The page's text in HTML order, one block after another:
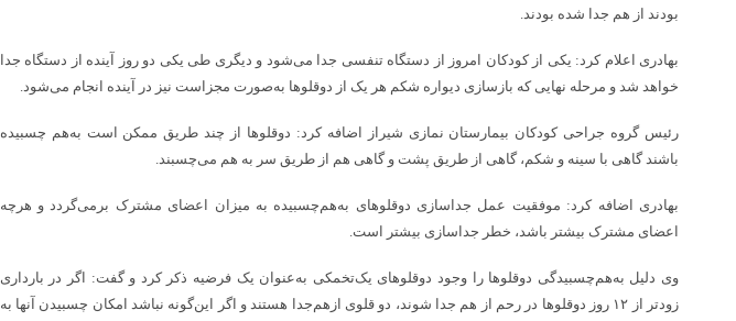
بودند از هم جدا شده بودند.
بهادری اعلام کرد: یکی از کودکان امروز از دستگاه تنفسی جدا می‌شود و دیگری طی یکی دو روز آینده از دستگاه جدا
خواهد شد و مرحله نهایی که بازسازی دیواره شکم هر یک از دوقلوها به‌صورت مجزاست نیز در آینده انجام می‌شود.
رئیس گروه جراحی کودکان بیمارستان نمازی شیراز اضافه کرد: دوقلوها از چند طریق ممکن است به‌هم چسبیده
باشند گاهی با سینه و شکم، گاهی از طریق پشت و گاهی هم از طریق سر به هم می‌چسبند.
بهادری اضافه کرد: موفقیت عمل جداسازی دوقلوهای به‌هم‌چسبیده به میزان اعضای مشترک برمی‌گردد و هرچه
اعضای مشترک بیشتر باشد، خطر جداسازی بیشتر است.
وی دلیل به‌هم‌چسبیدگی دوقلوها را وجود دوقلوهای یک‌تخمکی به‌عنوان یک فرضیه ذکر کرد و گفت: اگر در بارداری
زودتر از ۱۲ روز دوقلوها در رحم از هم جدا شوند، دو قلوی ازهم‌جدا هستند و اگر این‌گونه نباشد امکان چسبیدن آنها به